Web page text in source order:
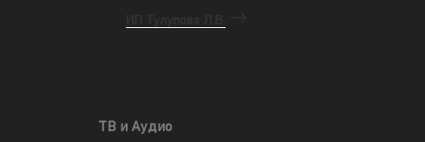
ТВ и Аудио